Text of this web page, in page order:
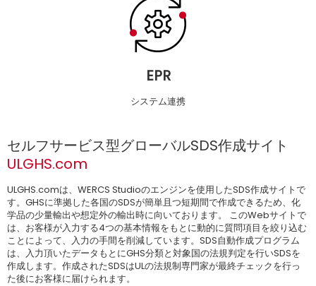
EPR
システム連携
セルフサービス型グローバルSDS作成サイト
ULGHS.com
ULGHS.comは、WERCS Studioのエンジンを使用したSDS作成サイトで
す。GHSに準拠した各国のSDSが簡単且つ短期間で作成できるため、化
学品の少量輸出や想定外の輸出時に向いております。 このWebサイトで
は、お客様が入力する4つの基本情報をもとに動的に質問項目を絞り込む
ことによって、入力の手間を削減しています。SDS自動作成プログラム
は、入力頂いたデータもとにGHS分類と対象国の法規判定を行いSDSを
作成します。作成されたSDSはULの法規制専門家が最終チェックを行っ
た後にお客様に届けられます。